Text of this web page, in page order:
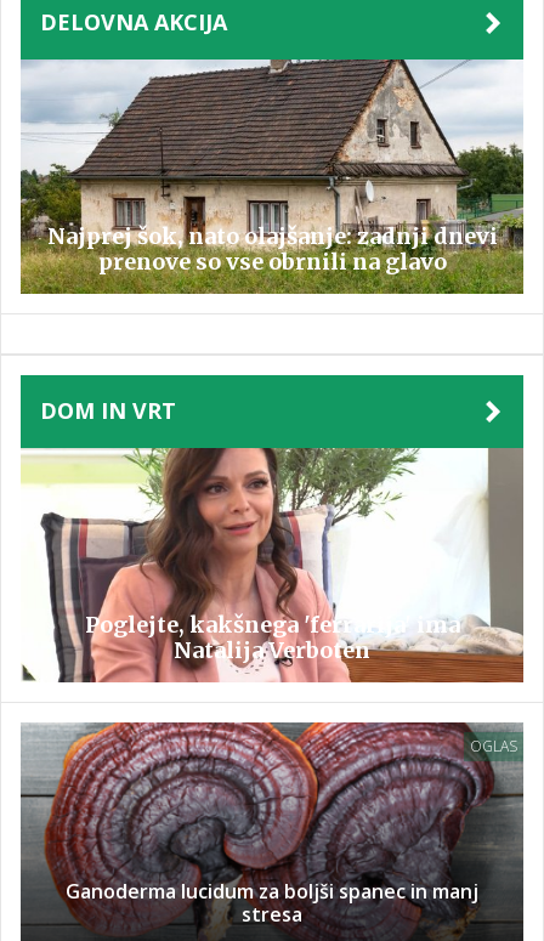
DELOVNA AKCIJA
Najprej šok, nato olajšanje: zadnji dnevi
prenove so vse obrnili na glavo
DOM IN VRT
Poglejte, kakšnega 'ferrarija' ima
Natalija Verboten
OGLAS
Ganoderma lucidum za boljši spanec in manj
stresa